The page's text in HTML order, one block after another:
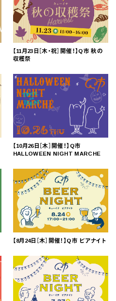
【11月23日［木・祝］開催！】Q市 秋の
収穫祭
【10月26日［木］開催！】Q市
HALLOWEEN NIGHT MARCHE
【8月24日［木］開催！】Q市 ビアナイト